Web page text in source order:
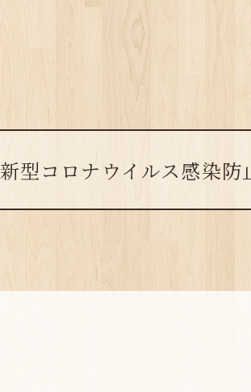
新型コロナウイルス感染